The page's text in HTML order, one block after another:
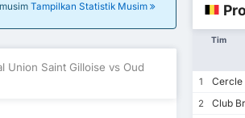
Tampilkan Statistik Musim
Union Saint Gilloise vs Oud
Tim
1 Cercle
2
Club